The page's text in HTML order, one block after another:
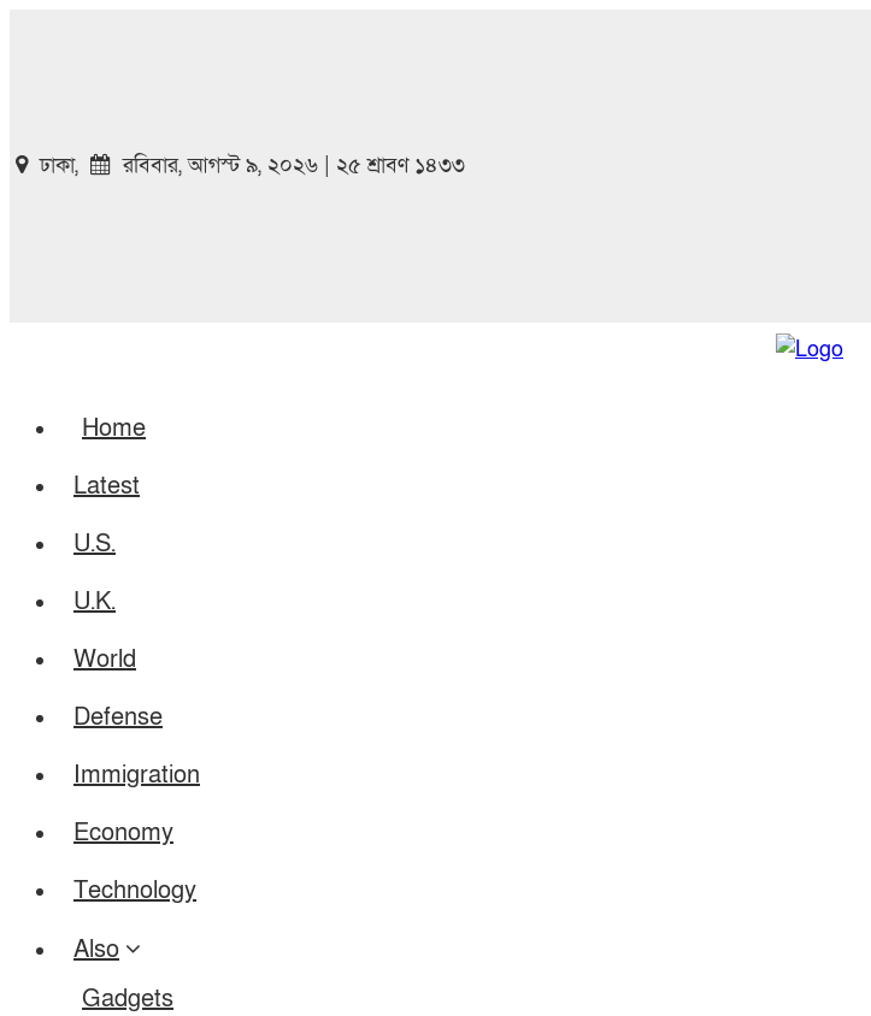
ঢাকা, রবিবার, আগস্ট ৯, ২০২৬ | ২৫ শ্রাবণ ১৪৩৩
Home
Latest
U.S.
U.K.
World
Defense
Immigration
Economy
Technology
Also
Gadgets